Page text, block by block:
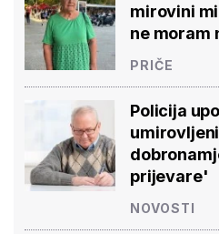
mirovini
ne moram
PRIČE
Policija
prijevare'
NOVOSTI